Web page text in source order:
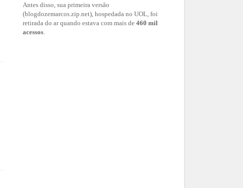
Antes disso, sua primeira versão
(blogdozemarcos.zip.net), hospedada no UOL, foi
retirada do ar quando estava com mais de 460 mil
acessos.